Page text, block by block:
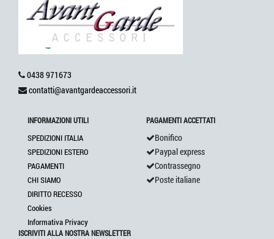
0438 971673
contatti@avantgardeaccessori.it
INFORMAZIONI UTILI
SPEDIZIONI ITALIA
SPEDIZIONI ESTERO
PAGAMENTI
CHI SIAMO
DIRITTO RECESSO
Cookies
Informativa Privacy
PAGAMENTI ACCETTATI
Bonifico
Paypal express
Contrassegno
Poste italiane
ISCRIVITI ALLA NOSTRA NEWSLETTER